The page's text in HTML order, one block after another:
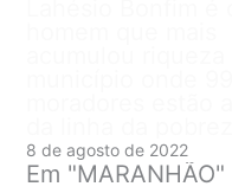
8 de agosto de 2022
Em "MARANHÃO"